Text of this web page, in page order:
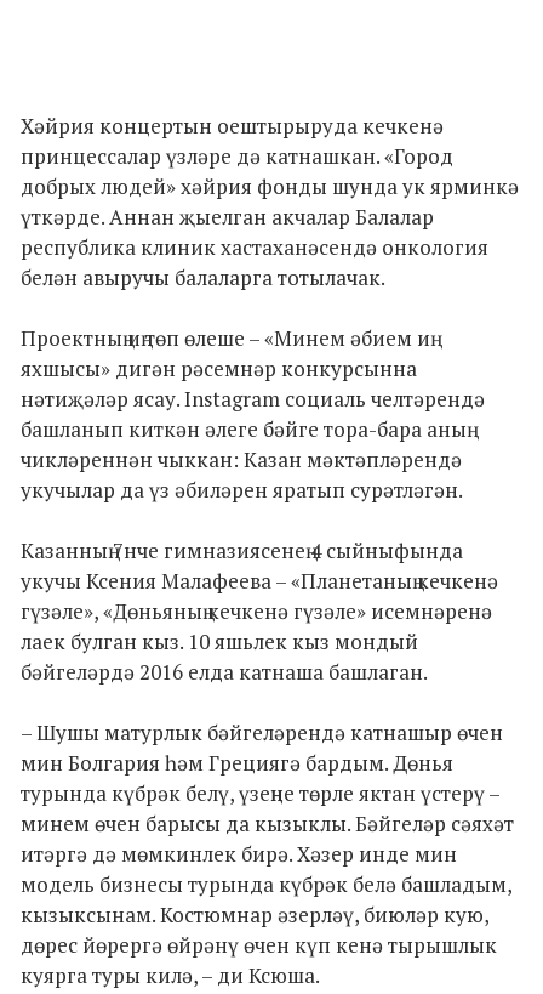
Хәйрия концертын оештырыруда кечкенә
принцессалар үзләре дә катнашкан. «Город
добрых людей» хәйрия фонды шунда ук ярминкә
үткәрде. Аннан җыелган акчалар Балалар
республика клиник хастаханәсендә онкология
белән авыручы балаларга тотылачак.
Проектның иң төп өлеше – «Минем әбием иң
яхшысы» дигән рәсемнәр конкурсынна
нәтиҗәләр ясау. Instagram социаль челтәрендә
башланып киткән әлеге бәйге тора-бара аның
чикләреннән чыккан: Казан мәктәпләрендә
укучылар да үз әбиләрен яратып сурәтләгән.
Казанның 7нче гимназиясенең 4 сыйныфында
укучы Ксения Малафеева – «Планетаның кечкенә
гүзәле», «Дөньяның кечкенә гүзәле» исемнәренә
лаек булган кыз. 10 яшьлек кыз мондый
бәйгеләрдә 2016 елда катнаша башлаган.
– Шушы матурлык бәйгеләрендә катнашыр өчен
мин Болгария һәм Грециягә бардым. Дөнья
турында күбрәк белү, үзеңне төрле яктан үстерү –
минем өчен барысы да кызыклы. Бәйгеләр сәяхәт
итәргә дә мөмкинлек бирә. Хәзер инде мин
модель бизнесы турында күбрәк белә башладым,
кызыксынам. Костюмнар әзерләү, биюләр кую,
дөрес йөрергә өйрәнү өчен күп кенә тырышлык
куярга туры килә, – ди Ксюша.